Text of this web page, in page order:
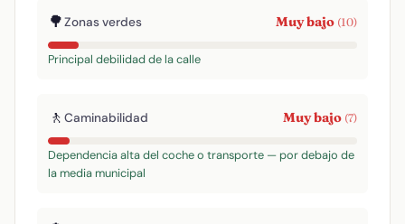
🌳Zonas verdes Muy bajo (10)
Principal debilidad de la calle
🚶 Caminabilidad Muy bajo (7)
Dependencia alta del coche o transporte — por debajo de
la media municipal